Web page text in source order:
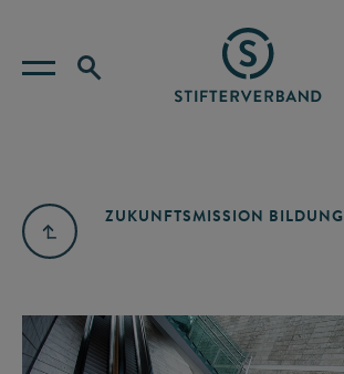
ZUKUNFTSMISSION BILDUNG